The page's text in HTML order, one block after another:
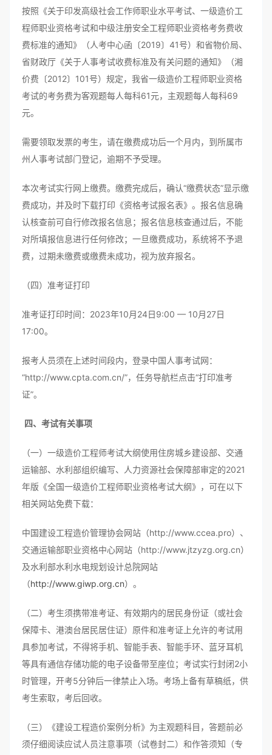
按照《关于印发高级社会工作师职业水平考试、一级造价工
程师职业资格考试和中级注册安全工程师职业资格考务费收
费标准的通知》（人考中心函〔2019〕41号）和省物价局、
省财政厅《关于人事考试收费标准及有关问题的通知》（湘
价费〔2012〕101号）规定，我省一级造价工程师职业资格
考试的考务费为客观题每人每科61元，主观题每人每科69
元。
需要领取发票的考生，请在缴费成功后一个月内，到所属市
州人事考试部门登记，逾期不予受理。
本次考试实行网上缴费。缴费完成后，确认“缴费状态”显示缴
费成功，并及时下载打印《资格考试报名表》。报名信息确
认核查前可自行修改报名信息；报名信息核查通过后，不能
对所填报信息进行任何修改；一旦缴费成功，系统将不予退
费，过期未缴费或缴费未成功，视为放弃报名。
（四）准考证打印
准考证打印时间：2023年10月24日9:00 — 10月27日
17:00。
报考人员须在上述时间段内，登录中国人事考试网：
“http://www.cpta.com.cn/”，任务导航栏点击“打印准考
证”。
四、考试有关事项
（一）一级造价工程师考试大纲使用住房城乡建设部、交通
运输部、水利部组织编写、人力资源社会保障部审定的2021
年版《全国一级造价工程师职业资格考试大纲》，可在以下
相关网站免费下载：
中国建设工程造价管理协会网站（http://www.ccea.pro）、
交通运输部职业资格中心网站（http://www.jtzyzg.org.cn）
及水利部水利水电规划设计总院网站
（http://www.giwp.org.cn）。
（二）考生须携带准考证、有效期内的居民身份证（或社会
保障卡、港澳台居民居住证）原件和准考证上允许的考试用
具参加考试，不得将手机、智能手表、智能手环、蓝牙耳机
等具有通信存储功能的电子设备带至座位；考试实行封闭2小
时管理，开考5分钟后一律禁止入场。考场上备有草稿纸，供
考生索取，考后回收。
（三）《建设工程造价案例分析》为主观题科目，答题前必
须仔细阅读应试人员注意事项（试卷封二）和作答须知（专